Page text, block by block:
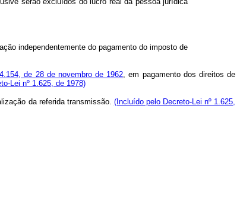
independentemente do pagamento do imposto de
de 28 de novembro de 1962, em pagamento dos direitos de
Lei nº 1.625, de 1978)
da referida transmissão. (Incluído pelo Decreto-Lei nº 1.625,